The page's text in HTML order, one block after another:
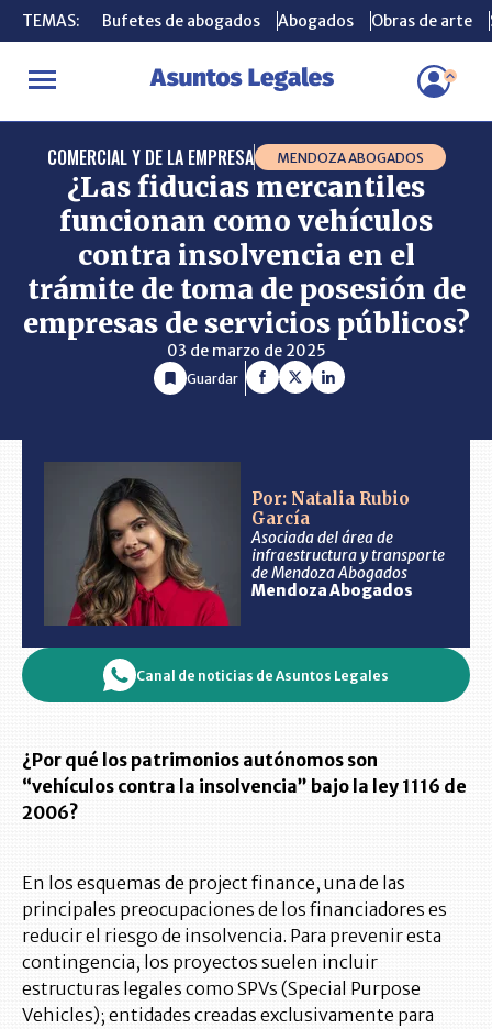
TEMAS: Bufetes de abogados Abogados Obras de arte
INICIO CONSULTORIO ¿Las fiducias mercantiles funcionan
TEMAS: Bufetes de abogados Abogados Obras de arte
COMERCIAL Y DE LA EMPRESA MENDOZA ABOGADOS
¿Las fiducias mercantiles
funcionan como vehículos
contra insolvencia en el
trámite de toma de posesión de
empresas de servicios públicos?
03 de marzo de 2025
Guardar
Por: Natalia Rubio
García
Asociada del área de
infraestructura y transporte
de Mendoza Abogados
Mendoza Abogados
Canal de noticias de Asuntos Legales
¿Por qué los patrimonios autónomos son
“vehículos contra la insolvencia” bajo la ley 1116 de
2006?
En los esquemas de project finance, una de las
principales preocupaciones de los financiadores es
reducir el riesgo de insolvencia. Para prevenir esta
contingencia, los proyectos suelen incluir
estructuras legales como SPVs (Special Purpose
Vehicles); entidades creadas exclusivamente para